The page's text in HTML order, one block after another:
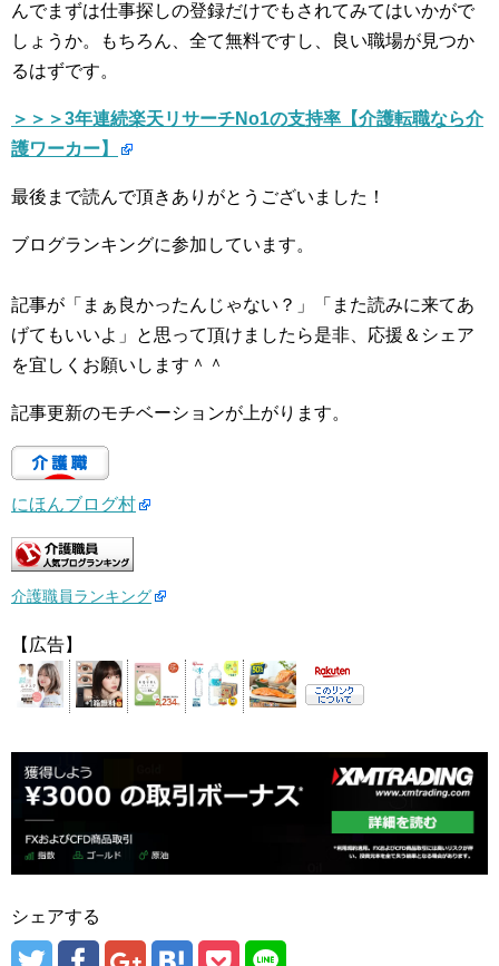
んでまずは仕事探しの登録だけでもされてみてはいかがで
しょうか。もちろん、全て無料ですし、良い職場が見つか
るはずです。
＞＞＞3年連続楽天リサーチNo1の支持率【介護転職なら介
護ワーカー】
最後まで読んで頂きありがとうございました！
ブログランキングに参加しています。
記事が「まぁ良かったんじゃない？」「また読みに来てあ
げてもいいよ」と思って頂けましたら是非、応援＆シェア
を宜しくお願いします＾＾
記事更新のモチベーションが上がります。
にほんブログ村
介護職員ランキング
【広告】
シェアする